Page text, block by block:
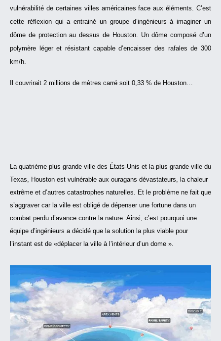
vulnérabilité de certaines villes américaines face aux éléments. C’est
cette réflexion qui a entrainé un groupe d’ingénieurs à imaginer un
dôme de protection au dessus de Houston. Un dôme composé d’un
polymère léger et résistant capable d’encaisser des rafales de 300
km/h.
Il couvrirait 2 millions de mètres carré soit 0,33 % de Houston…
La quatrième plus grande ville des États-Unis et la plus grande ville du
Texas, Houston est vulnérable aux ouragans dévastateurs, la chaleur
extrême et d’autres catastrophes naturelles. Et le problème ne fait que
s’aggraver car la ville est obligé de dépenser une fortune dans un
combat perdu d’avance contre la nature. Ainsi, c’est pourquoi une
équipe d’ingénieurs a décidé que la solution la plus viable pour
l’instant est de «déplacer la ville à l’intérieur d’un dome ».